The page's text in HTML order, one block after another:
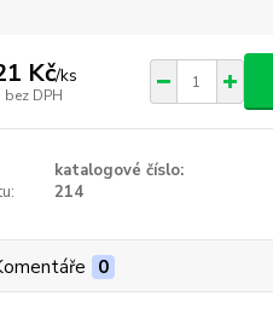
Kč/ks
bez DPH
katalogové číslo:
214
0